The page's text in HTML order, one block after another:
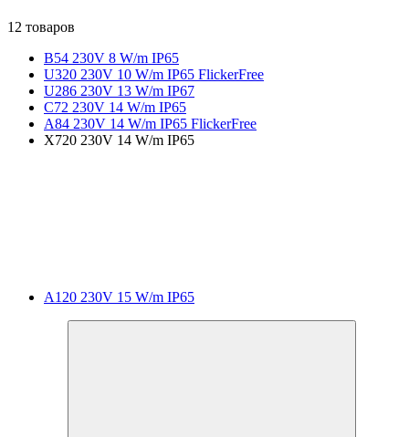
12 товаров
B54 230V 8 W/m IP65
U320 230V 10 W/m IP65 FlickerFree
U286 230V 13 W/m IP67
C72 230V 14 W/m IP65
A84 230V 14 W/m IP65 FlickerFree
X720 230V 14 W/m IP65
A120 230V 15 W/m IP65